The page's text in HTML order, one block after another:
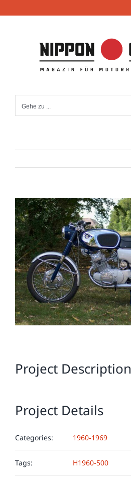
Inhalt
Gehe zu ...
View
Larger
Image
Project Description
Project Details
Categories: 1960-1969
Tags: H1960-500